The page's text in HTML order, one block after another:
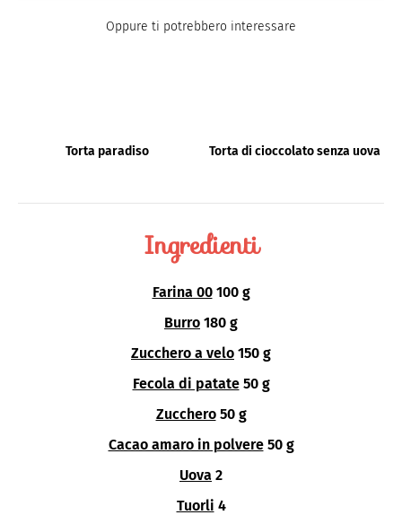
Oppure ti potrebbero interessare
Torta paradiso Torta di cioccolato senza uova
Ingredienti
Farina 00 100 g
Burro 180 g
Zucchero a velo 150 g
Fecola di patate 50 g
Zucchero 50 g
Cacao amaro in polvere 50 g
Uova 2
Tuorli 4